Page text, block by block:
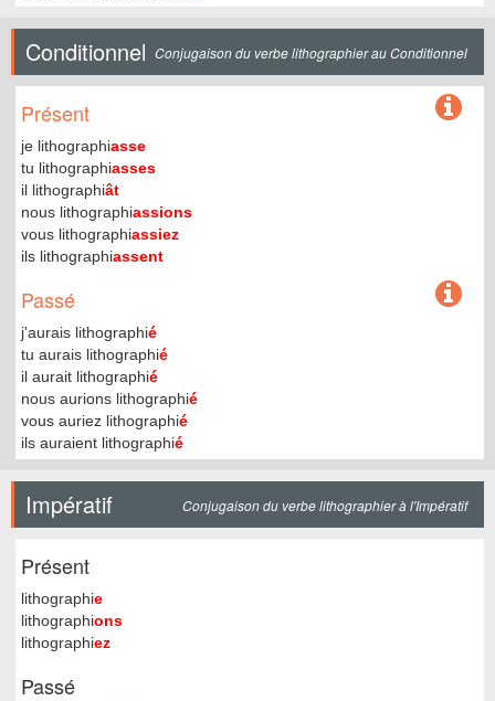
Conditionnel Conjugaison du verbe lithographier au Conditionnel
Présent
je lithographiasse
tu lithographiasses
il lithographiât
nous lithographiassions
vous lithographiassiez
ils lithographiassent
Passé
j'aurais lithographié
tu aurais lithographié
il aurait lithographié
nous aurions lithographié
vous auriez lithographié
ils auraient lithographié
Impératif Conjugaison du verbe lithographier à l'Impératif
Présent
lithographie
lithographions
lithographiez
Passé